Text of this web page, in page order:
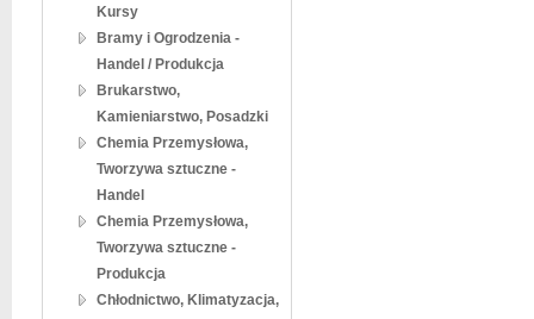
Kursy
Bramy i Ogrodzenia -
Handel / Produkcja
Brukarstwo,
Kamieniarstwo, Posadzki
Chemia Przemysłowa,
Tworzywa sztuczne -
Handel
Chemia Przemysłowa,
Tworzywa sztuczne -
Produkcja
Chłodnictwo, Klimatyzacja,